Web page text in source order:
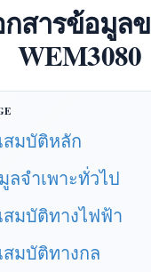
อร์พลังงาน Wi-Fi สามเฟส
อร์พลังงาน Wi-Fi สามเฟส
คุมกำลัง WiFi
Cloud Pro
รโฮสต์ด้วยตนเอง
งชาร์จ EV
รมจำลอง IAMMETER
กสารข้อมูล
WEM3080
มบัติหลัก
ลจำเพาะทั่วไป
มบัติทางไฟฟ้า
มบัติทางกล